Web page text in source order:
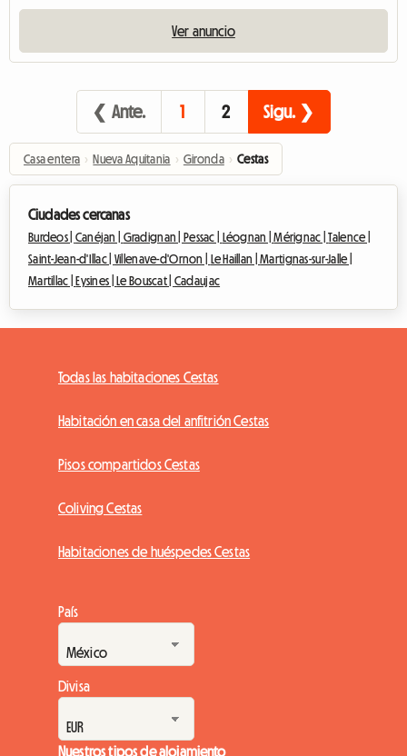
Ver anuncio
❮ Ante. 1 2 Sigu. ❯
Casa entera › Nueva Aquitania › Gironda › Cestas
Ciudades cercanas
Burdeos | Canéjan | Gradignan | Pessac | Léognan |Mérignac |Talence |
Saint-Jean-d'Illac | Villenave-d'Ornon | Le Haillan |Martignas-sur-Jalle |
Martillac |
Eysines | Le Bouscat | Cadaujac
Todas las habitaciones Cestas
Habitación en casa del anfitrión Cestas
Pisos compartidos Cestas
Coliving Cestas
Habitaciones de huéspedes Cestas
País
Divisa
Nuestros tipos de alojamiento